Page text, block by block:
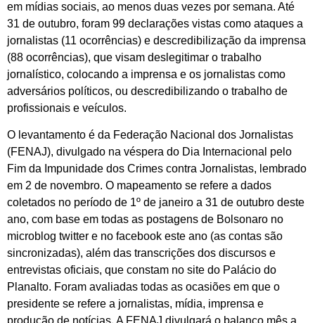
em mídias sociais, ao menos duas vezes por semana. Até
31 de outubro, foram 99 declarações vistas como ataques a
jornalistas (11 ocorrências) e descredibilização da imprensa
(88 ocorrências), que visam deslegitimar o trabalho
jornalístico, colocando a imprensa e os jornalistas como
adversários políticos, ou descredibilizando o trabalho de
profissionais e veículos.
O levantamento é da Federação Nacional dos Jornalistas
(FENAJ), divulgado na véspera do Dia Internacional pelo
Fim da Impunidade dos Crimes contra Jornalistas, lembrado
em 2 de novembro. O mapeamento se refere a dados
coletados no período de 1º de janeiro a 31 de outubro deste
ano, com base em todas as postagens de Bolsonaro no
microblog twitter e no facebook este ano (as contas são
sincronizadas), além das transcrições dos discursos e
entrevistas oficiais, que constam no site do Palácio do
Planalto. Foram avaliadas todas as ocasiões em que o
presidente se refere a jornalistas, mídia, imprensa e